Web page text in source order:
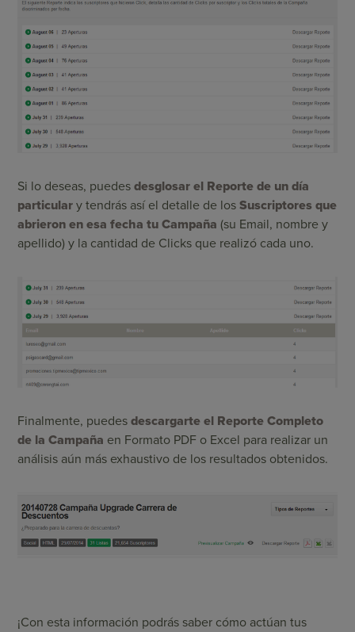
Si lo deseas, puedesdesglosar el Reporte de un día
particular y tendrás así el detalle de losSuscriptores que
abrieron en esa fecha tu Campaña (su Email, nombre y
apellido) y la cantidad de Clicks que realizó cada uno.
Finalmente, puedesdescargarte el Reporte Completo
de la Campaña en Formato PDF o Excel para realizar un
análisis aún más exhaustivo de los resultados obtenidos.
¡Con esta información podrás saber cómo actúan tus